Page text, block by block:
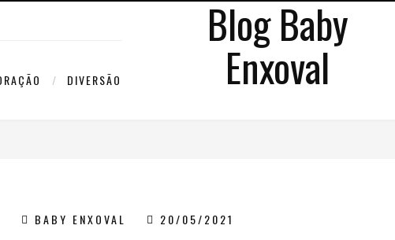
Blog Baby
Enxoval
DIVERSÃO
BABY ENXOVAL 20/05/2021